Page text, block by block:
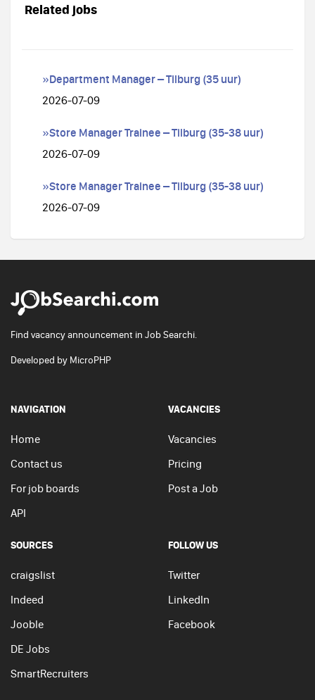
Related jobs
»Department Manager – Tilburg (35 uur)
2026-07-09
»Store Manager Trainee – Tilburg (35-38 uur)
2026-07-09
»Store Manager Trainee – Tilburg (35-38 uur)
2026-07-09
Find vacancy announcement in Job Searchi.
Developed by MicroPHP
NAVIGATION
Home
Contact us
For job boards
API
VACANCIES
Vacancies
Pricing
Post a Job
SOURCES
craigslist
Indeed
Jooble
DE Jobs
SmartRecruiters
FOLLOW US
Twitter
LinkedIn
Facebook